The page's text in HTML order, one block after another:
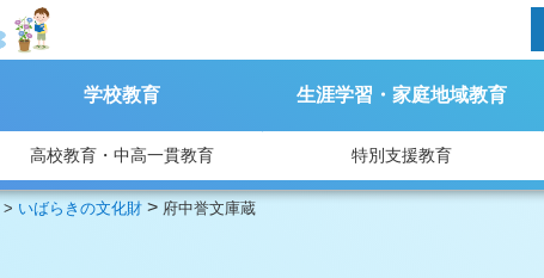
学校教育 生涯学習・家庭地域教育
高校教育・中高一貫教育 特別支援教育
> いばらきの文化財 > 府中誉文庫蔵